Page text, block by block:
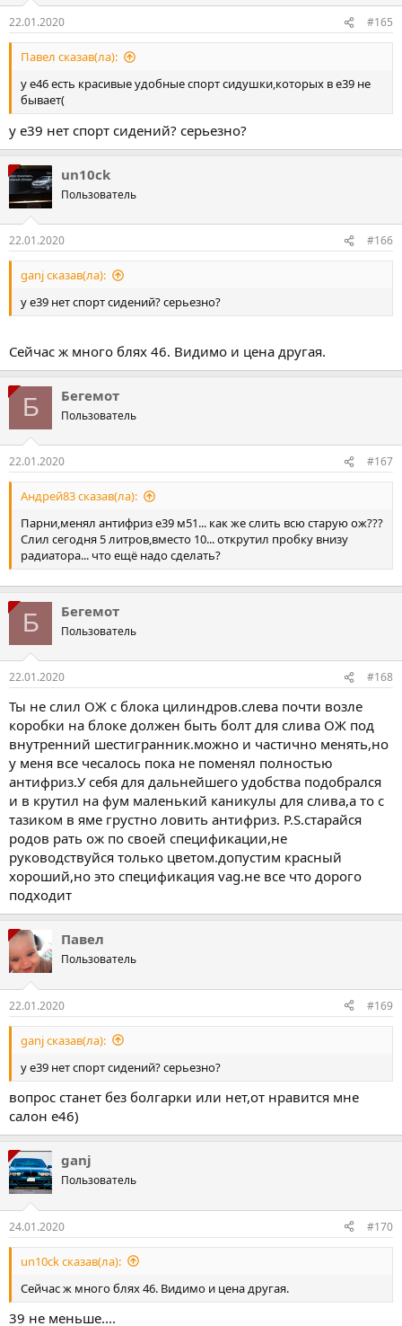
22.01.2020 #165
Павел сказав(ла):
у е46 есть красивые удобные спорт сидушки,которых в е39 не
бывает(
у е39 нет спорт сидений? серьезно?
un10ck
Пользователь
22.01.2020 #166
ganj сказав(ла):
у е39 нет спорт сидений? серьезно?
Сейчас ж много блях 46. Видимо и цена другая.
Б Бегемот
Пользователь
22.01.2020 #167
Андрей83 сказав(ла):
Парни,менял антифриз е39 м51... как же слить всю старую ож???
Слил сегодня 5 литров,вместо 10... открутил пробку внизу
радиатора... что ещё надо сделать?
Б Бегемот
Пользователь
22.01.2020 #168
Ты не слил ОЖ с блока цилиндров.слева почти возле
коробки на блоке должен быть болт для слива ОЖ под
внутренний шестигранник.можно и частично менять,но
у меня все чесалось пока не поменял полностью
антифриз.У себя для дальнейшего удобства подобрался
и в крутил на фум маленький каникулы для слива,а то с
тазиком в яме грустно ловить антифриз. P.S.старайся
родов рать ож по своей спецификации,не
руководствуйся только цветом.допустим красный
хороший,но это спецификация vag.не все что дорого
подходит
Павел
Пользователь
22.01.2020 #169
ganj сказав(ла):
у е39 нет спорт сидений? серьезно?
вопрос станет без болгарки или нет,от нравится мне
салон е46)
ganj
Пользователь
24.01.2020 #170
un10ck сказав(ла):
Сейчас ж много блях 46. Видимо и цена другая.
39 не меньше....